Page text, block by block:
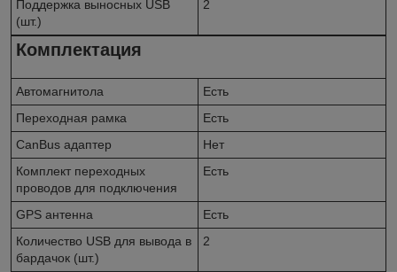
Поддержка выносных USB
(шт.)
2
Комплектация
Автомагнитола
Есть
Переходная рамка
Есть
CanBus адаптер
Нет
Комплект переходных
проводов для подключения
Есть
GPS антенна
Есть
Количество USB для вывода в
бардачок (шт.)
2